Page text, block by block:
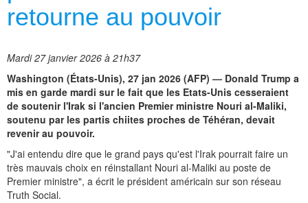
retourne au pouvoir
Mardi 27 janvier 2026 à 21h37
Washington (États-Unis), 27 jan 2026 (AFP) — Donald Trump a
mis en garde mardi sur le fait que les Etats-Unis cesseraient
de soutenir l'Irak si l'ancien Premier ministre Nouri al-Maliki,
soutenu par les partis chiites proches de Téhéran, devait
revenir au pouvoir.
"J'ai entendu dire que le grand pays qu'est l'Irak pourrait faire un
très mauvais choix en réinstallant Nouri al-Maliki au poste de
Premier ministre", a écrit le président américain sur son réseau
Truth Social.